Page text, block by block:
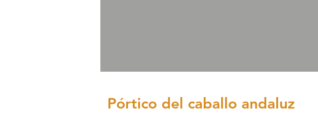
Pórtico del caballo andaluz